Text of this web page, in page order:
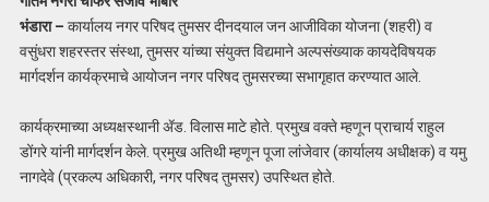
भंडारा – कार्यालय नगर परिषद तुमसर दीनदयाल जन आजीविका योजना (शहरी) व
वसुंधरा शहरस्तर संस्था, तुमसर यांच्या संयुक्त विद्यमाने अल्पसंख्याक कायदेविषयक
मार्गदर्शन कार्यक्रमाचे आयोजन नगर परिषद तुमसरच्या सभागृहात करण्यात आले.
कार्यक्रमाच्या अध्यक्षस्थानी ॲड. विलास माटे होते. प्रमुख वक्ते म्हणून प्राचार्य राहुल
डोंगरे यांनी मार्गदर्शन केले. प्रमुख अतिथी म्हणून पूजा लांजेवार (कार्यालय अधीक्षक) व यमु
नागदेवे (प्रकल्प अधिकारी, नगर परिषद तुमसर) उपस्थित होते.